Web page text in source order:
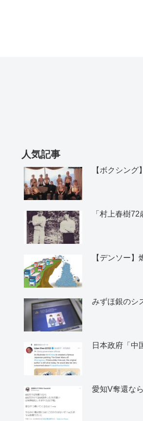
人気記事
【ボクシン
「村上春樹
【デンソー
みずほ銀のシ
日本政府「中
愛知V奪還な